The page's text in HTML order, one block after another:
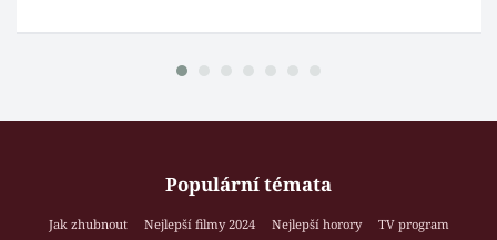
Populární témata
Jak zhubnout Nejlepší filmy 2024 Nejlepší horory
TV program